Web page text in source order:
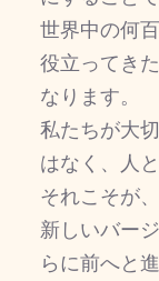
世界中の何
役立ってき
なります。
私たちが大
はなく、人
それこそが
新しいバー
らに前へと